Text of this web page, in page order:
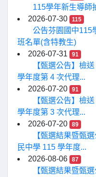
115學年新生導師
2026-07-30
115
公告芬園國中115
班名單(含特教生)
2026-07-31
91
【甄選公告】檢
學年度第 4 次代理...
2026-07-20
91
【甄選公告】檢
學年度第 3 次代理...
2026-07-20
89
【甄選結果暨甄
民中學 115 學年度...
2026-08-06
87
【甄選結果暨甄